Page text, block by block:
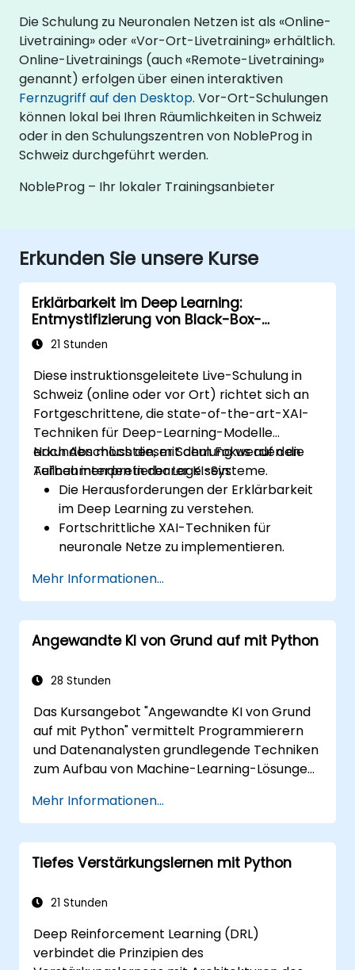
Die Schulung zu Neuronalen Netzen ist als «Online-
Livetraining» oder «Vor-Ort-Livetraining» erhältlich.
Online-Livetrainings (auch «Remote-Livetraining»
genannt) erfolgen über einen interaktiven
Fernzugriff auf den Desktop. Vor-Ort-Schulungen
können lokal bei Ihren Räumlichkeiten in Schweiz
oder in den Schulungszentren von NobleProg in
Schweiz durchgeführt werden.
NobleProg – Ihr lokaler Trainingsanbieter
Erkunden Sie unsere Kurse
Erklärbarkeit im Deep Learning:
Entmystifizierung von Black-Box-
Modellen
21 Stunden
Diese instruktionsgeleitete Live-Schulung in
Schweiz (online oder vor Ort) richtet sich an
Fortgeschrittene, die state-of-the-art-XAI-
Techniken für Deep-Learning-Modelle
erkunden möchten, mit dem Fokus auf den
Aufbau interpretierbarer KI-Systeme.
Nach Abschluss dieser Schulung werden die
Teilnehmenden in der Lage sein:
Die Herausforderungen der Erklärbarkeit
im Deep Learning zu verstehen.
Fortschrittliche XAI-Techniken für
neuronale Netze zu implementieren.
Modellen zu interpretieren.
Die Abwägung zwischen Leistung und
Transparenz zu bewerten.
Mehr Informationen...
Angewandte KI von Grund auf mit Python
28 Stunden
Das Kursangebot "Angewandte KI von Grund
auf mit Python" vermittelt Programmierern
und Datenanalysten grundlegende Techniken
zum Aufbau von Machine-Learning-Lösungen
die Kernprinzipien des überwachten Lernens
(Klassifikation und Regression), des
unüberwachten Lernens (Clustering und
Anomalieerkennung) sowie fortschrittlicher
behandelt. Der Kurs untersucht bewährte
Apache Spark MLlib und Jupyter-Notebooks
zur praktischen KI-Entwicklung. Er unterstützt
Mehr Informationen...
Tiefes Verstärkungslernen mit Python
21 Stunden
Deep Reinforcement Learning (DRL)
verbindet die Prinzipien des